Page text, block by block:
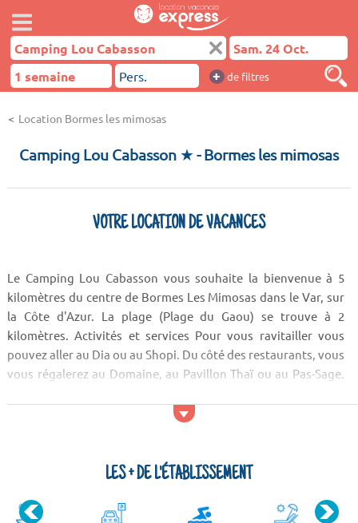
+ de filtres
Location Bormes les mimosas
Camping Lou Cabasson ★- Bormes les mimosas
VOTRE LOCATION DE VACANCES
Le Camping Lou Cabasson vous souhaite la bienvenue à 5
kilomètres du centre de Bormes Les Mimosas dans le Var, sur
la Côte d'Azur. La plage (Plage du Gaou) se trouve à 2
kilomètres. Activités et services Pour vous ravitailler vous
pouvez aller au Dia ou au Shopi. Du côté des restaurants, vous
vous régalerez au Domaine, au Pavillon Thaï ou au Pas-Sage.
LES + DE L'ÉTABLISSEMENT